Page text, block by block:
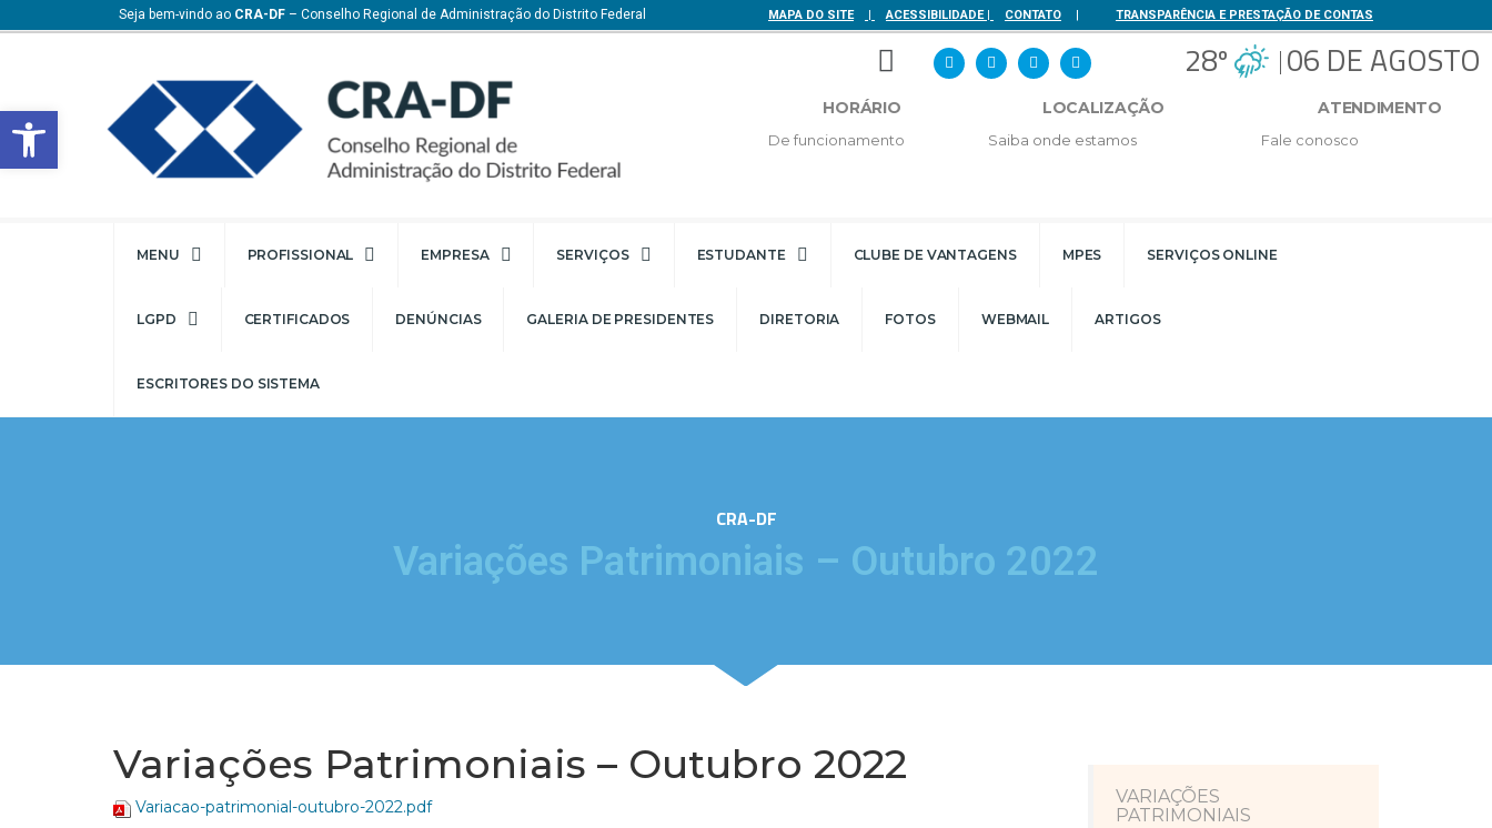
Barra de Ferramentas Aberta
Seja bem-vindo ao CRA-DF – Conselho Regional de Administração do Distrito Federal MAPA DO SITE | ACESSIBILIDADE| CONTATO | TRANSPARÊNCIA E PRESTAÇÃO DE CONTAS
28º 06 DE AGOSTO
HORÁRIO
De funcionamento
LOCALIZAÇÃO
Saiba onde estamos
ATENDIMENTO
Fale conosco
MENU PROFISSIONAL EMPRESA SERVIÇOS ESTUDANTE CLUBE DE VANTAGENS MPES SERVIÇOS ONLINE
LGPD CERTIFICADOS DENÚNCIAS GALERIA DE PRESIDENTES DIRETORIA FOTOS WEBMAIL ARTIGOS
ESCRITORES DO SISTEMA
CRA-DF
Variações Patrimoniais – Outubro 2022
Variações Patrimoniais – Outubro 2022
Variacao-patrimonial-outubro-2022.pdf
VARIAÇÕES
PATRIMONIAIS